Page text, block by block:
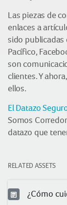
Las piezas de
enlaces a
sido publicadas
Pacífico,
son
clientes. Y
ellos.
El Datazo
Somos
datazo que
RELATED ASSETS
¿Cómo